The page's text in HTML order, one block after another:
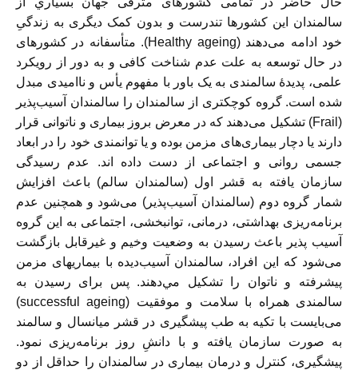
سالمندان این کشورها تندرست و بدون کمک دیگری به زندگیِ
خود ادامه می‌دهند (Healthy ageing). متأسفانه در کشورهای
در حال توسعه به علت عدم شناخت کافی و به دور از رویکرد
علمی، پدیدهٔ سالمندی به یک باور با مفهوم یأس و ناامیدی مبدل
شده است. گروه کوچکتری از سالمندان را سالمندان آسیب‌پذیر
(Frail) تشکیل می‌دهند که در معرض بروز بیماری و ناتوانی قرار
دارند یا دچار بیماری‌های مزمن بوده و یا توانمندی خود را در ابعاد
جسمی روانی و اجتماعی از دست داده اند. عدم رسیدگی
سازمان یافته به قشر اول (سالمندان سالم) باعث افزایش
شمار گروه دوم (سالمندان آسيب‌پذير) می‌شود و همچنین عدم
برنامه‌ریزی بهداشتی، درمانی، توانبخشی، اجتماعی به این گروه
آسیب پذیر باعث رسیدن به وضعیت وخیم و غیرقابل بازگشت
می‌شود که این افراد، سالمندان آسیب‌دیده با بیماریهای مزمن
پیشرفته و ناتوان را تشكيل مي‌دهند. پس برای رسیدن به
سالمندی همراه با سلامت و موفقیت (successful ageing)
می‌بایست با تکیه به طب پیشگیری در قشر میانسال و سالمند
به صورت سازمان یافته و با دانشِ روز برنامه‌ریزی نمود.
پیشگیری، کنترل و درمان بیماری در سالمندان را حداقل از دو